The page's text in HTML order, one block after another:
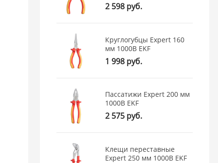
2 598 руб.
Круглогубцы Expert 160
мм 1000В EKF
1 998 руб.
Пассатижи Expert 200 мм
1000В EKF
2 575 руб.
Клещи переставные
Expert 250 мм 1000В EKF